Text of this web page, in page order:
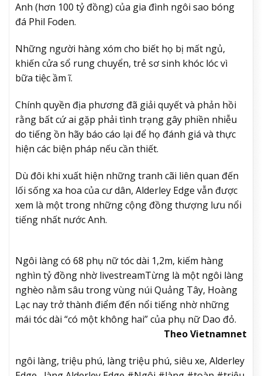
Anh (hơn 100 tỷ đồng) của gia đình ngôi sao bóng
đá Phil Foden.
Những người hàng xóm cho biết họ bị mất ngủ,
khiến cửa sổ rung chuyển, trẻ sơ sinh khóc lóc vì
bữa tiệc ầm ĩ.
Chính quyền địa phương đã giải quyết và phản hồi
rằng bất cứ ai gặp phải tình trạng gây phiền nhiễu
do tiếng ồn hãy báo cáo lại để họ đánh giá và thực
hiện các biện pháp nếu cần thiết.
Dù đôi khi xuất hiện những tranh cãi liên quan đến
lối sống xa hoa của cư dân, Alderley Edge vẫn được
xem là một trong những cộng đồng thượng lưu nổi
tiếng nhất nước Anh.
Ngôi làng có 68 phụ nữ tóc dài 1,2m, kiếm hàng
nghìn tỷ đồng nhờ livestreamTừng là một ngôi làng
nghèo nằm sâu trong vùng núi Quảng Tây, Hoàng
Lạc nay trở thành điểm đến nổi tiếng nhờ những
mái tóc dài “có một không hai” của phụ nữ Dao đỏ.
Theo Vietnamnet
ngôi làng, triệu phú, làng triệu phú, siêu xe, Alderley